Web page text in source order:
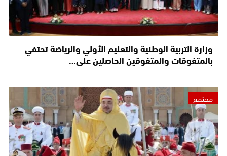
وزارة التربية الوطنية والتعليم الأولي والرياضة تحتفي
بالمتفوقات والمتفوقين الحاصلين على…
مجتمع